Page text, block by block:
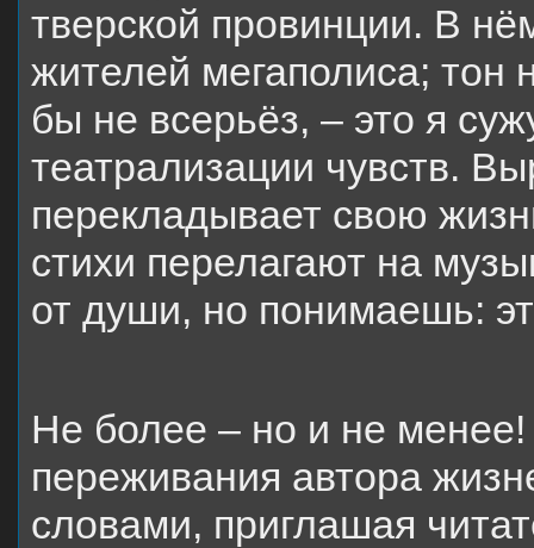
тверской провинции. В
жителей мегаполиса; тон
бы не всерьёз, – это я
театрализации чувств.
перекладывает свою
стихи перелагают на
от души, но понимаешь:
Не более – но и не
переживания автора
словами, приглашая